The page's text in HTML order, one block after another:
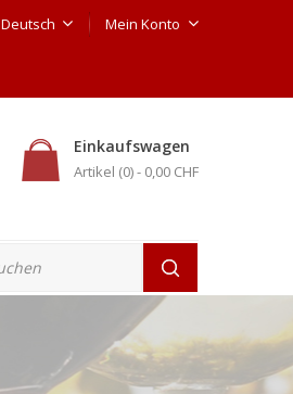
Deutsch Mein Konto
Einkaufswagen
Artikel (0)- 0,00 CHF